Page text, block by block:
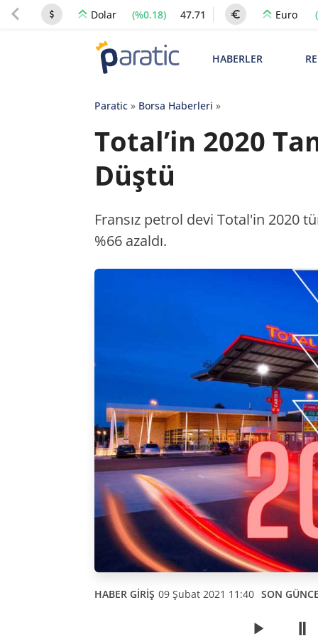
Dolar (%0.18) 47.71 Euro
HABERLER
Paratic» Borsa Haberleri »
Total’in 2020
Düştü
Fransız petrol devi Total'in 2020
%66 azaldı.
HABER GİRİŞ 09 Şubat 2021 11:40 SON